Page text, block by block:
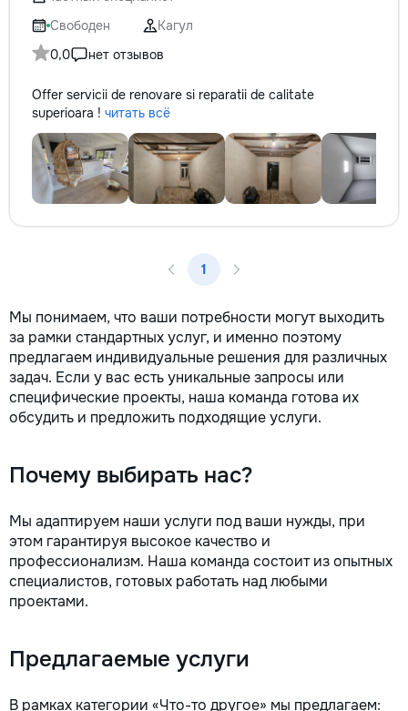
не включается? Не спешите
покупать новую! Спасем ваш
бюджет.
Свободен
Кагул
0,0
нет отзывов
Offer servicii de renovare si reparatii de calitate
superioara ! читать всё
1
Мы понимаем, что ваши потребности могут выходить
за рамки стандартных услуг, и именно поэтому
предлагаем индивидуальные решения для различных
задач. Если у вас есть уникальные запросы или
специфические проекты, наша команда готова их
обсудить и предложить подходящие услуги.
Почему выбирать нас?
Мы адаптируем наши услуги под ваши нужды, при
этом гарантируя высокое качество и
профессионализм. Наша команда состоит из опытных
специалистов, готовых работать над любыми
проектами.
Предлагаемые услуги
В рамках категории «Что-то другое» мы предлагаем: